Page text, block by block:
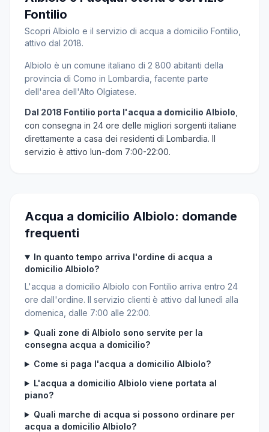
Fontilio
Scopri Albiolo e il servizio di acqua a domicilio Fontilio,
attivo dal 2018.
Albiolo è un comune italiano di 2 800 abitanti della
provincia di Como in Lombardia, facente parte
dell'area dell'Alto Olgiatese.
Dal 2018 Fontilio porta l'acqua a domicilio Albiolo
con consegna in 24 ore delle migliori sorgenti italiane
direttamente a casa dei residenti di Lombardia. Il
servizio è attivo lun-dom 7:00-22:00.
Acqua a domicilio Albiolo: domande
frequenti
In quanto tempo arriva l'ordine di acqua a
domicilio Albiolo?
L'acqua a domicilio Albiolo con Fontilio arriva entro 24
ore dall'ordine. Il servizio clienti è attivo dal lunedì alla
domenica, dalle 7:00 alle 22:00.
Quali zone di Albiolo sono servite per la
consegna acqua a domicilio?
Come si paga l'acqua a domicilio Albiolo?
L'acqua a domicilio Albiolo viene portata al
piano?
Quali marche di acqua si possono ordinare per
acqua a domicilio Albiolo?